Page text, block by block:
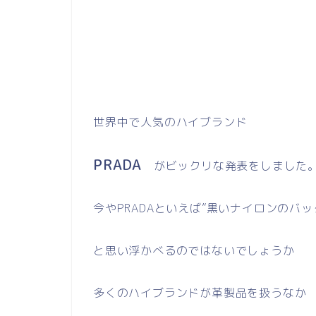
世界中で人気のハイブランド
PRADA がビックリな発表をしました。
今やPRADAといえば”黒いナイロンのバ
と思い浮かべるのではないでしょうか
多くのハイブランドが革製品を扱うなか